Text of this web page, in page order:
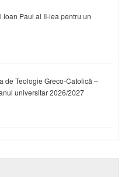
Ioan Paul al II-lea pentru un
de Teologie Greco-Catolică –
universitar 2026/2027